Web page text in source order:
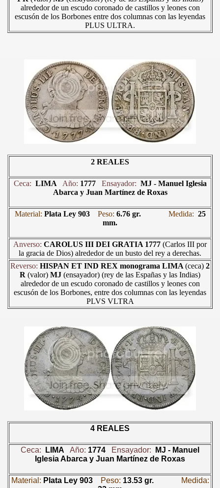
alrededor de un escudo coronado de castillos y leones con
escusón de los Borbones entre dos columnas con las leyendas
PLUS ULTRA.
2 REALES
Ceca: LIMA Año: 1777 Ensayador: MJ - Manuel Iglesia
Abarca y Juan Martínez de Roxas
Material: Plata Ley 903 Peso: 6.76 gr. Medida: 25
mm.
Anverso: CAROLUS III DEI GRATIA 1777 (Carlos III por
la gracia de Dios) alrededor de un busto del rey a derechas.
Reverso: HISPAN ET IND REX monograma LIMA (ceca) 2
R (valor) MJ (ensayador) (rey de las Españas y las Indias)
alrededor de un escudo coronado de castillos y leones con
escusón de los Borbones, entre dos columnas con las leyendas
PLVS VLTRA
4 REALES
Ceca: LIMA Año: 1774 Ensayador: MJ - Manuel
Iglesia Abarca y Juan Martínez de Roxas
Material: Plata Ley 903 Peso: 13.53 gr.
Medida: